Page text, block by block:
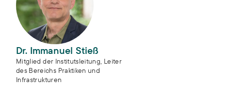
Dr. Immanuel Stieß
Mitglied der Institutsleitung, Leiter
des Bereichs Praktiken und
Infrastrukturen